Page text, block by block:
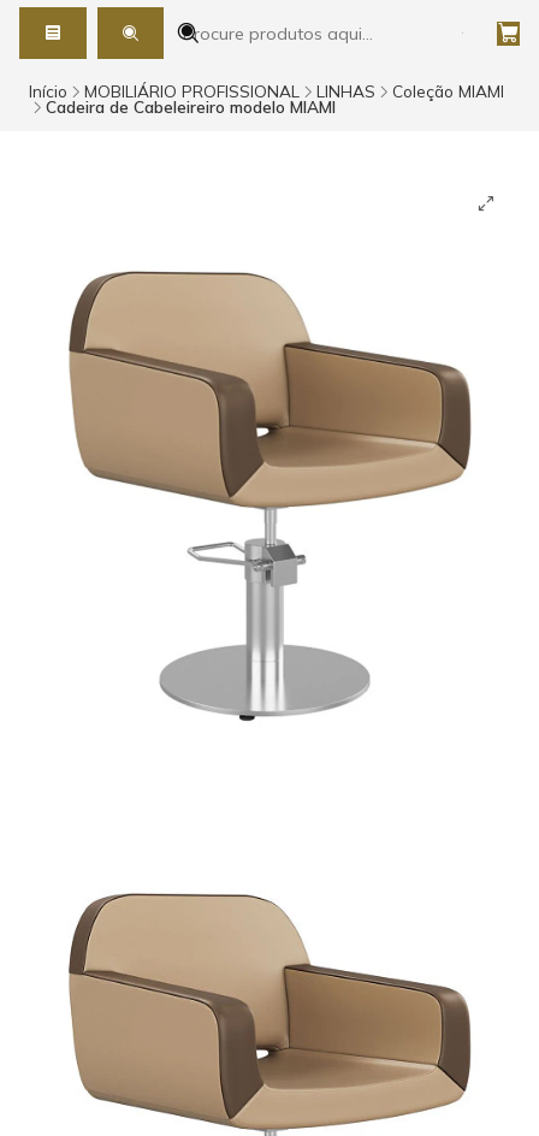
Início MOBILIÁRIO PROFISSIONAL LINHAS Coleção MIAMI
Cadeira de Cabeleireiro modelo MIAMI